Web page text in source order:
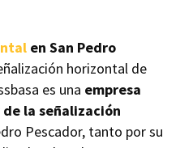
en San Pedro
horizontal de
es una empresa
la señalización
Pescador, tanto por su